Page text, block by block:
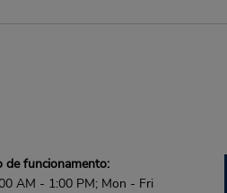
de funcionamento:
AM - 1:00 PM; Mon - Fri